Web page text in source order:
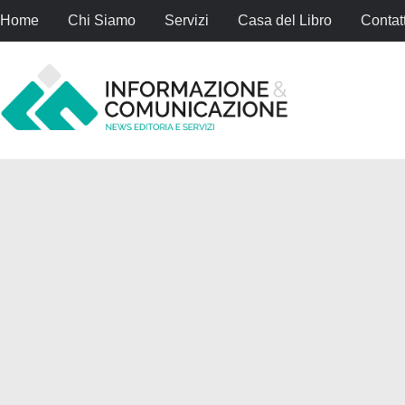
Home Chi Siamo Servizi Casa del Libro